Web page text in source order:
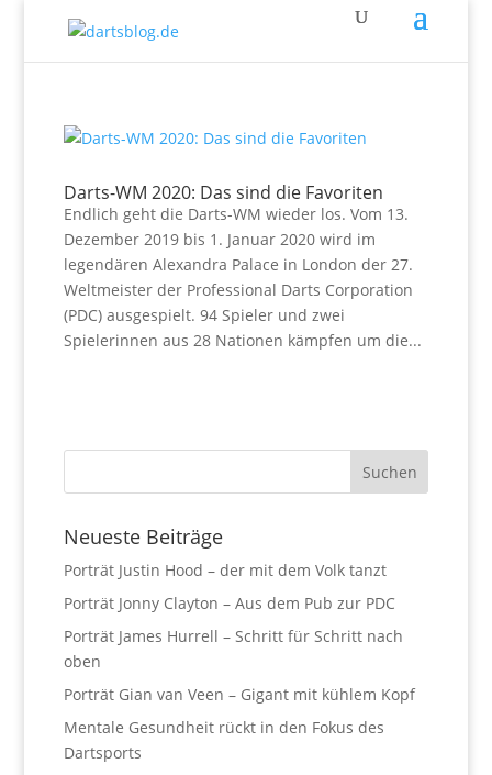
Darts-WM 2020: Das sind die Favoriten
Endlich geht die Darts-WM wieder los. Vom 13.
Dezember 2019 bis 1. Januar 2020 wird im
legendären Alexandra Palace in London der 27.
Weltmeister der Professional Darts Corporation
(PDC) ausgespielt. 94 Spieler und zwei
Spielerinnen aus 28 Nationen kämpfen um die...
Neueste Beiträge
Porträt Justin Hood – der mit dem Volk tanzt
Porträt Jonny Clayton – Aus dem Pub zur PDC
Porträt James Hurrell – Schritt für Schritt nach
oben
Porträt Gian van Veen – Gigant mit kühlem Kopf
Mentale Gesundheit rückt in den Fokus des
Dartsports